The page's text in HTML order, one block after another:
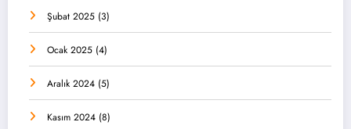
Şubat 2025 (3)
Ocak 2025 (4)
Aralık 2024 (5)
Kasım 2024 (8)